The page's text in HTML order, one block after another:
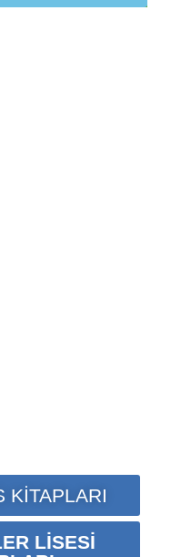
KİTAPLARI
LİSESİ